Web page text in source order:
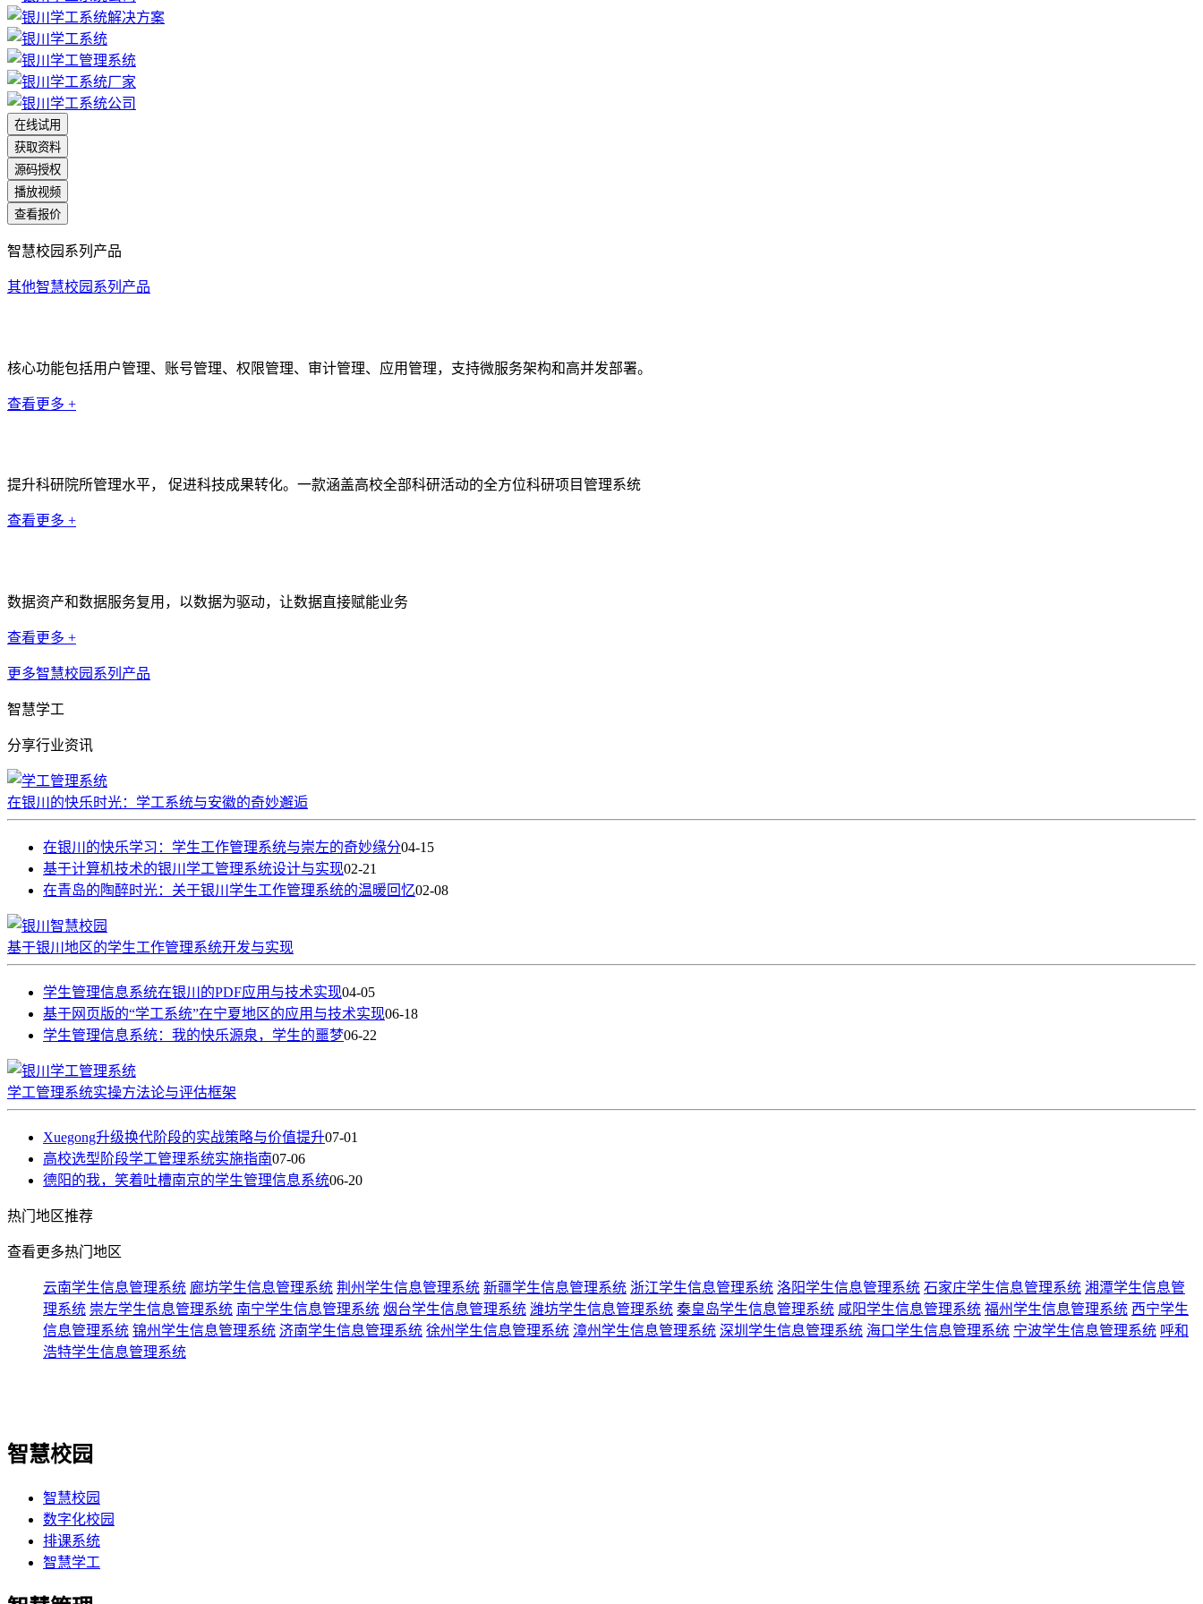
在线试用
获取资料
源码授权
播放视频
查看报价
智慧校园系列产品
其他智慧校园系列产品
核心功能包括用户管理、账号管理、权限管理、审计管理、应用管理，支持微服务架构和高并发部署。
查看更多 +
提升科研院所管理水平， 促进科技成果转化。一款涵盖高校全部科研活动的全方位科研项目管理系统
查看更多 +
数据资产和数据服务复用，以数据为驱动，让数据直接赋能业务
查看更多 +
更多智慧校园系列产品
智慧学工
分享行业资讯
在银川的快乐时光：学工系统与安徽的奇妙邂逅
在银川的快乐学习：学生工作管理系统与崇左的奇妙缘分04-15
基于计算机技术的银川学工管理系统设计与实现02-21
在青岛的陶醉时光：关于银川学生工作管理系统的温暖回忆02-08
基于银川地区的学生工作管理系统开发与实现
学生管理信息系统在银川的PDF应用与技术实现04-05
基于网页版的“学工系统”在宁夏地区的应用与技术实现06-18
学生管理信息系统：我的快乐源泉，学生的噩梦06-22
学工管理系统实操方法论与评估框架
Xuegong升级换代阶段的实战策略与价值提升07-01
高校选型阶段学工管理系统实施指南07-06
德阳的我，笑着吐槽南京的学生管理信息系统06-20
热门 地区推荐
查看更多热门地区
云南学生信息管理系统 廊坊学生信息管理系统 荆州学生信息管理系统 新疆学生信息管理系统 浙江学生信息管理系统 洛阳学生信息管理系统 石家庄学生信息管理系统 湘潭学生信息管
理系统 崇左学生信息管理系统 南宁学生信息管理系统 烟台学生信息管理系统 潍坊学生信息管理系统 秦皇岛学生信息管理系统 咸阳学生信息管理系统 福州学生信息管理系统 西宁学生
信息管理系统 锦州学生信息管理系统 济南学生信息管理系统 徐州学生信息管理系统 漳州学生信息管理系统 深圳学生信息管理系统 海口学生信息管理系统 宁波学生信息管理系统 呼和
浩特学生信息管理系统
智慧校园
智慧校园
数字化校园
排课系统
智慧学工